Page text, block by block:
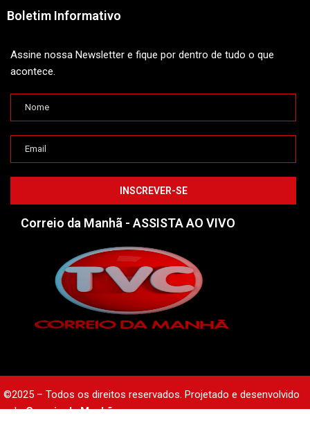
Boletim Informativo
Assine nossa Newsletter e fique por dentro de tudo o que
acontece.
Correio da Manhã - ASSISTA AO VIVO
©2025 – Todos os direitos reservados. Projetado e desenvolvido
peloCorreio da Manhã.